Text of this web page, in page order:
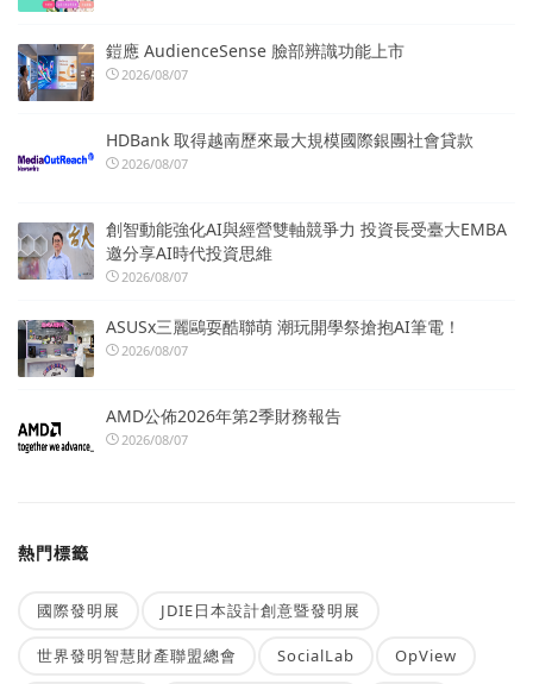
鎧應 AudienceSense 臉部辨識功能上市
2026/08/07
HDBank 取得越南歷來最大規模國際銀團社會貸款
2026/08/07
創智動能強化AI與經營雙軸競爭力 投資長受臺大EMBA
邀分享AI時代投資思維
2026/08/07
ASUSx三麗鷗耍酷聯萌 潮玩開學祭搶抱AI筆電！
2026/08/07
AMD公佈2026年第2季財務報告
2026/08/07
熱門標籤
國際發明展 JDIE日本設計創意暨發明展
世界發明智慧財產聯盟總會 SocialLab OpView